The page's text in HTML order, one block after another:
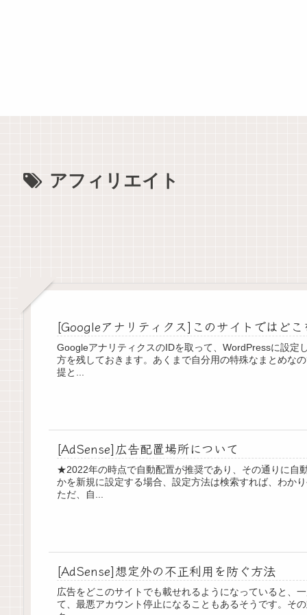
アフィリエイト
[Googleアナリティクス]このサイトではど
GoogleアナリティクスのIDを取って、WordPressに設定
方を残しておきます。あくまで自分用の特殊なまとめな
提と...
[AdSense]広告配置場所について
★2022年の時点で自動配置が推奨であり、その通りに自
かを新規に設定する場合、設定方法は検索すれば、わか
ただ、自...
[AdSense]想定外の不正利用を防ぐ方法
広告をどこのサイトでも載せれるようになっていると、
て、最悪アカウント停止になることもあるそうです。そ